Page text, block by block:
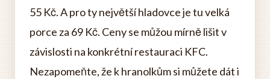
55 Kč. A pro ty největší hladovce je tu velká
porce za 69 Kč. Ceny se můžou mírně lišit v
závislosti na konkrétní restauraci KFC.
Nezapomeňte, že k hranolkům si můžete dát i